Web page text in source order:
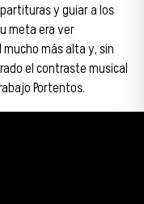
y guiar a los
meta era ver
más alta y, sin
el contraste musical
Portentos.